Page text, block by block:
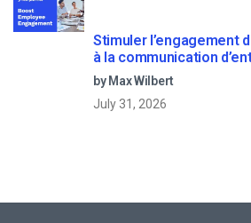
Stimuler l’engagement
à la communication
by Max Wilbert
July 31, 2026